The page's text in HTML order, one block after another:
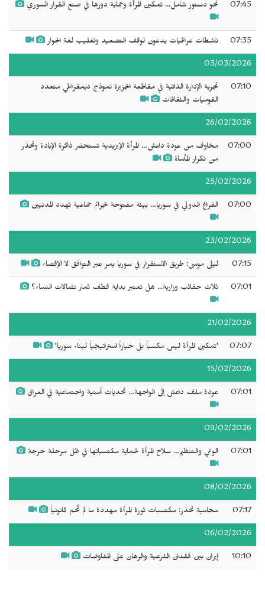
07:45 نحو دستور شامل... تمكين المرأة وحماية دورها في صنع القرار السوري
07:35 ناشطات عراقيات يدعون لوقف التصعيد وتغليب لغة الحوار
03/03/2026
07:10
تجربة الإدارة الذاتية في مقاطعة الجزيرة نموذج ديمقراطي متعدد
القوميات والثقافات
26/02/2026
07:00
مخاوف من عودة داعش… المرأة الإيزيدية تستحضر ذاكرة الإبادة وتحذر
من تكرار المأساة
25/02/2026
07:00 الفراغ الدولي في سوريا… بيئة مفتوحة لجرائم جماعية تهدد المدنيين
23/02/2026
07:15 ليلى موسى: طريق الاستقرار في سوريا يمر عبر التوافق لا الإقصاء
07:01 ثلاث حقائب وزارية... هل تعتبر بداية قطف ثمار نضالات النساء؟
21/02/2026
07:07 'تمكين المرأة ليس مكسباً بل خياراً استراتيجياً لبناء سوريا'
15/02/2026
07:01 عودة ملف داعش إلى الواجهة… تحديات أمنية واجتماعية في العراق
09/02/2026
07:01 الوعي والتنظيم… سلاح المرأة لحماية مكتسباتها في ظل مرحلة حرجة
08/02/2026
07:17 محامية تحذر: مكتسبات ثورة المرأة مهددة ما لم تُحم قانونياً
06/02/2026
10:10 إيران بين فقدان الشرعية والرهان على المفاوضات